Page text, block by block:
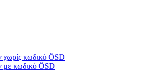
χωρίς κωδικό ÖSD
με κωδικό ÖSD